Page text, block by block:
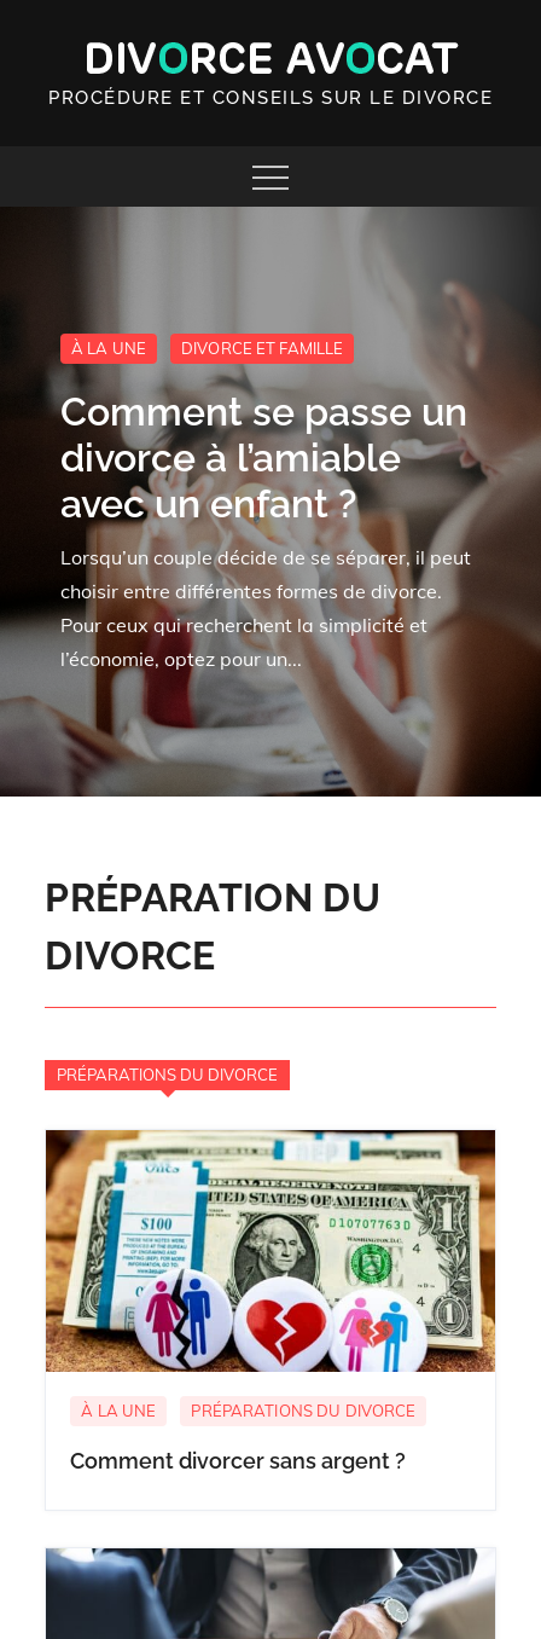
PROCÉDURE ET CONSEILS SUR LE DIVORCE
À LA UNE DIVORCE ET FAMILLE
Comment se passe un
divorce à l’amiable
avec un enfant ?
Lorsqu’un couple décide de se séparer, il peut
choisir entre différentes formes de divorce.
Pour ceux qui recherchent la simplicité et
l’économie, optez pour un...
PRÉPARATION DU
DIVORCE
PRÉPARATIONS DU DIVORCE
À LA UNE PRÉPARATIONS DU DIVORCE
Comment divorcer sans argent ?